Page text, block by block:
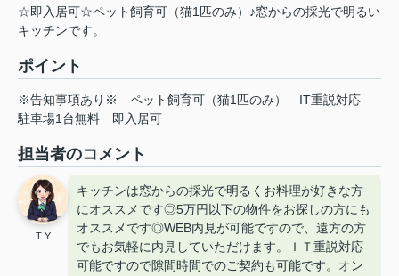
☆即入居可☆ペット飼育可（猫1匹のみ）♪窓からの採光で明るい
キッチンです。
ポイント
※告知事項あり※ ペット飼育可（猫1匹のみ）
IT重説対応
駐車場1台無料
即入居可
担当者のコメント
T Y
キッチンは窓からの採光で明るくお料理が好きな方
にオススメです◎5万円以下の物件をお探しの方にも
オススメです◎WEB内見が可能ですので、遠方の方
でもお気軽に内見していただけます。ＩＴ重説対応
可能ですので隙間時間でのご契約も可能です。オン